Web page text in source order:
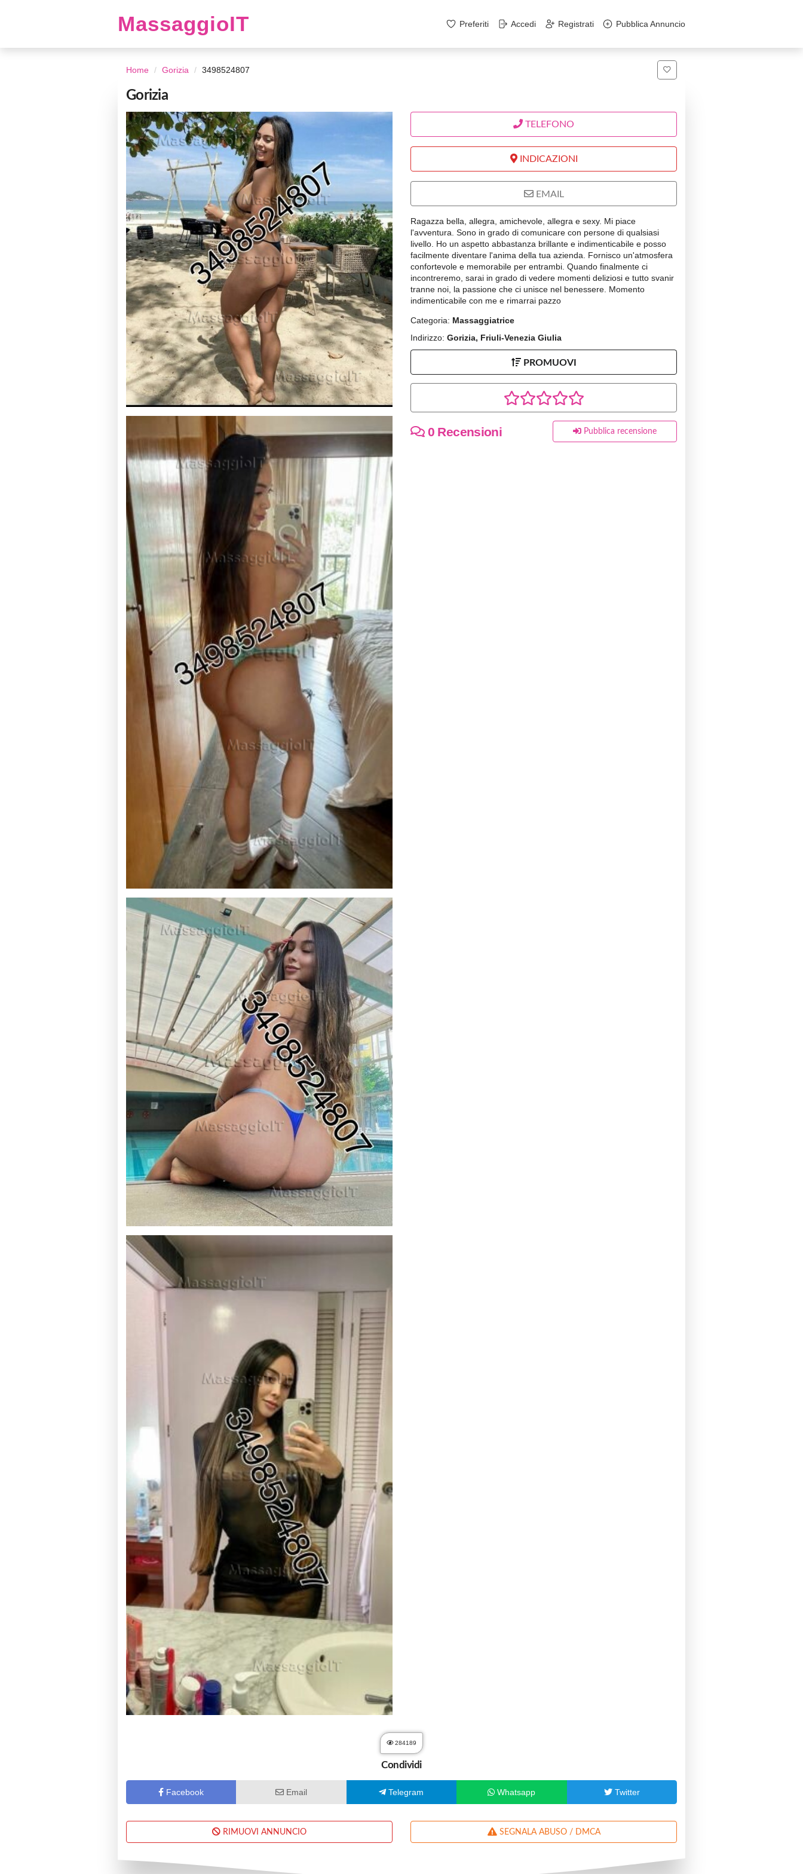
MassaggioIT Preferiti Accedi Registrati Pubblica Annuncio
Home Gorizia 3498524807
Gorizia
TELEFONO
INDICAZIONI
EMAIL
Ragazza bella, allegra, amichevole, allegra e sexy. Mi piace
l'avventura. Sono in grado di comunicare con persone di qualsiasi
livello. Ho un aspetto abbastanza brillante e indimenticabile e posso
facilmente diventare l'anima della tua azienda. Fornisco un'atmosfera
confortevole e memorabile per entrambi. Quando finalmente ci
incontreremo, sarai in grado di vedere momenti deliziosi e tutto svanir
tranne noi, la passione che ci unisce nel benessere. Momento
indimenticabile con me e rimarrai pazzo
Categoria: Massaggiatrice
Indirizzo: Gorizia, Friuli-Venezia Giulia
PROMUOVI
0 Recensioni Pubblica recensione
284189
Condividi
Facebook Email Telegram Whatsapp Twitter
RIMUOVI ANNUNCIO SEGNALA ABUSO / DMCA